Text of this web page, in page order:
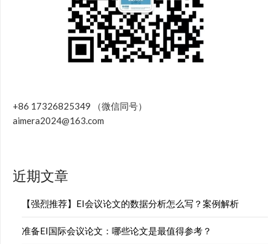
+86 17326825349 （微信同号）
aimera2024@163.com
近期文章
【强烈推荐】EI会议论文的数据分析怎么写？案例解析
准备EI国际会议论文：哪些论文是最值得参考？